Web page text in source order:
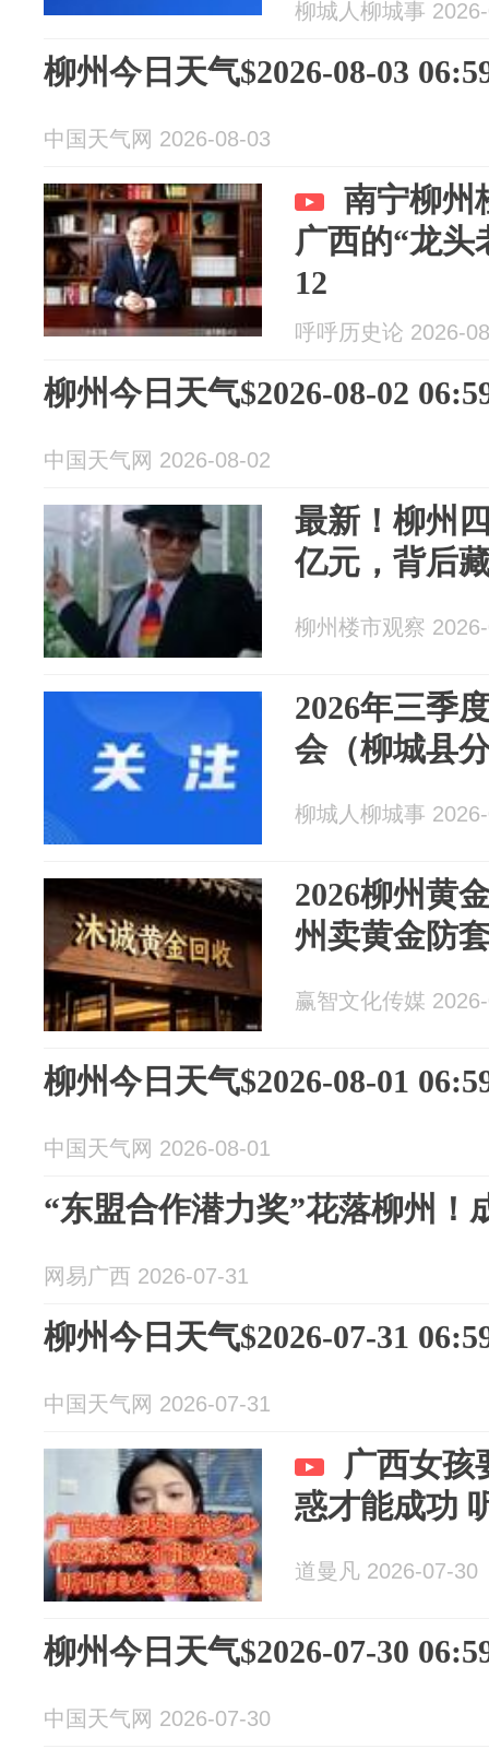
柳城人柳城事
柳州今日天气$2026-08-03
中国天气网 2026-08-03
南宁柳州
广西的“龙头
12
呼呼历史论 2026-
柳州今日天气$2026-08-02
中国天气网 2026-08-02
最新！柳州
亿元，背后
柳州楼市观察
2026年三季
会（柳城县
柳城人柳城事
2026柳州黄
州卖黄金防
赢智文化传媒
柳州今日天气$2026-08-01
中国天气网 2026-08-01
“东盟合作潜力奖”花落柳州！
网易广西 2026-07-31
柳州今日天气$2026-07-31
中国天气网 2026-07-31
广西女孩
惑才能成功
道曼凡 2026-07-30
柳州今日天气$2026-07-30
中国天气网 2026-07-30